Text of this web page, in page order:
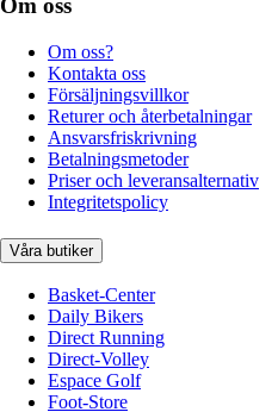
Om oss
Om oss?
Kontakta oss
Försäljningsvillkor
Returer och återbetalningar
Ansvarsfriskrivning
Betalningsmetoder
Priser och leveransalternativ
Integritetspolicy
Våra butiker
Basket-Center
Daily Bikers
Direct Running
Direct-Volley
Espace Golf
Foot-Store